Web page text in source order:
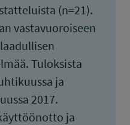
(n=21).
vastavuoroiseen
Tuloksista
ja
2017.
ja